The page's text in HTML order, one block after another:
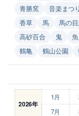
青勝窯
音楽まつり
香草
馬 馬の
高砂百合
鬼 魚
鶴亀
鶴山公園
2026年
1月
7月